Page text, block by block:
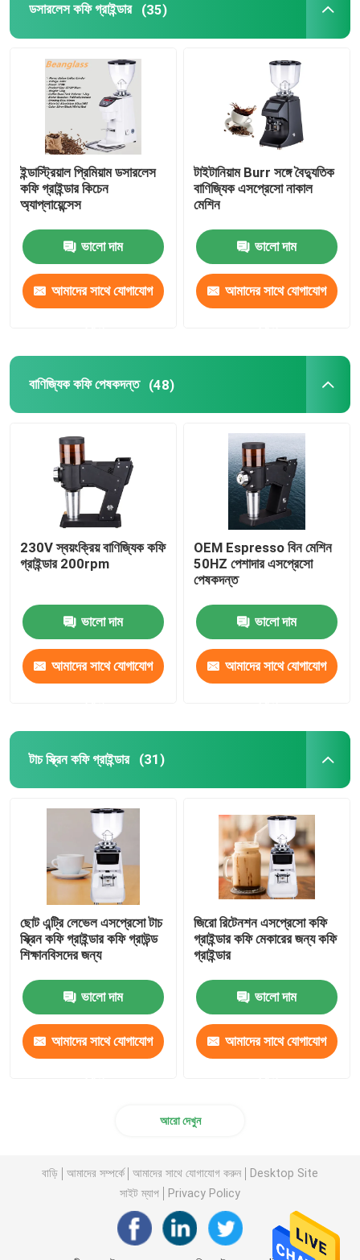
ডসারলেস কফি গ্রাইন্ডার (35)
ইন্ডাস্ট্রিয়াল প্রিমিয়াম ডসারলেস
কফি গ্রাইন্ডার কিচেন
অ্যাপ্লায়েন্সেস
ভালো দাম
আমাদের সাথে যোগাযোগ
টাইটানিয়াম Burr সঙ্গে বৈদ্যুতিক
বাণিজ্যিক এসপ্রেসো নাকাল
মেশিন
ভালো দাম
আমাদের সাথে যোগাযোগ
বাণিজ্যিক কফি পেষকদন্ত (48)
230V স্বয়ংক্রিয় বাণিজ্যিক কফি
গ্রাইন্ডার 200rpm
ভালো দাম
আমাদের সাথে যোগাযোগ
OEM Espresso বিন মেশিন
50HZ পেশাদার এসপ্রেসো
পেষকদন্ত
ভালো দাম
আমাদের সাথে যোগাযোগ
টাচ স্ক্রিন কফি গ্রাইন্ডার (31)
ছোট এন্ট্রি লেভেল এসপ্রেসো টাচ
স্ক্রিন কফি গ্রাইন্ডার কফি গ্রাউন্ড
শিক্ষানবিসদের জন্য
ভালো দাম
আমাদের সাথে যোগাযোগ
জিরো রিটেনশন এসপ্রেসো কফি
গ্রাইন্ডার কফি মেকারের জন্য কফি
গ্রাইন্ডার
ভালো দাম
আমাদের সাথে যোগাযোগ
আরো দেখুন
বাড়ি আমাদের সম্পর্কে আমাদের সাথে যোগাযোগ করুন
Desktop Site
সাইট ম্যাপ
Privacy Policy